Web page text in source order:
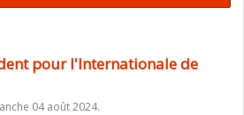
pour l'Internationale de
04 août 2024.